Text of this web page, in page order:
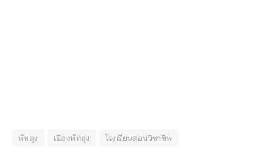
พัทลุง เมืองพัทลุง โรงเรียนสอนวิชาชีพ